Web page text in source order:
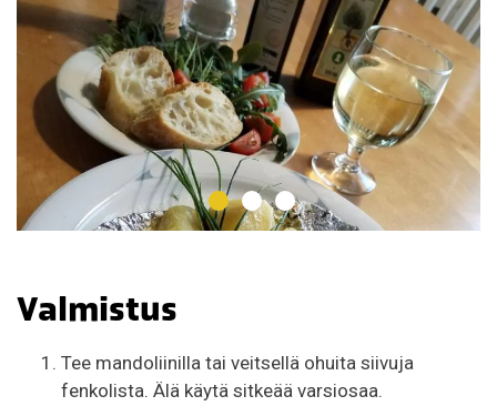
Valmistus
Tee mandoliinilla tai veitsellä ohuita siivuja
fenkolista. Älä käytä sitkeää varsiosaa.